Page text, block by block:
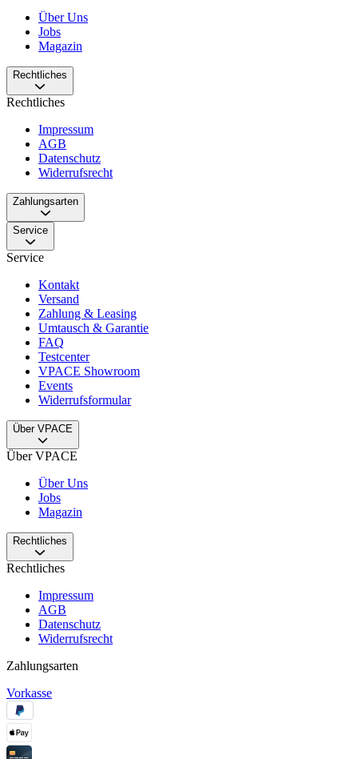
Über Uns
Jobs
Magazin
Rechtliches
Rechtliches
Impressum
AGB
Datenschutz
Widerrufsrecht
Zahlungsarten
Service
Service
Kontakt
Versand
Zahlung & Leasing
Umtausch & Garantie
FAQ
Testcenter
VPACE Showroom
Events
Widerrufsformular
Über VPACE
Über VPACE
Über Uns
Jobs
Magazin
Rechtliches
Rechtliches
Impressum
AGB
Datenschutz
Widerrufsrecht
Zahlungsarten
Vorkasse